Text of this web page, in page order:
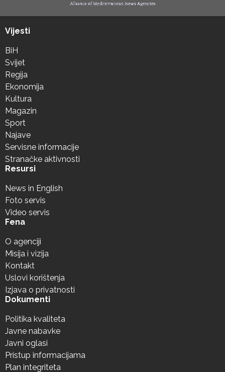
Vijesti
BiH
Svijet
Regija
Ekonomija
Kultura
Magazin
Sport
Najave
Servisne informacije
Stranačke aktivnosti
Resursi
News in English
Foto servis
Video servis
Fena
O agenciji
Misija i vizija
Kontakt
Uslovi korištenja
Izjava o privatnosti
Dokumenti
Politika kvaliteta
Javne nabavke
Javni oglasi
Pristup informacijama
Plan integriteta